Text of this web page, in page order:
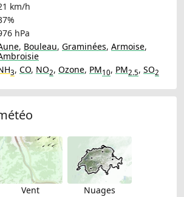
km/h
hPa
, Bouleau, Graminées, Armoise,
3, CO, NO2, Ozone, PM10, PM2.5, SO2
Vent Nuages